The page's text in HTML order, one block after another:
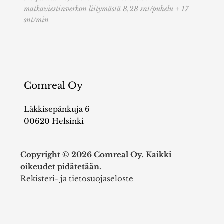
matkaviestinverkon liitymästä 8,28 snt/puhelu + 17
snt/min
Comreal Oy
Läkkisepänkuja 6
00620 Helsinki
Copyright © 2026 Comreal Oy. Kaikki
oikeudet pidätetään.
Rekisteri- ja tietosuojaseloste